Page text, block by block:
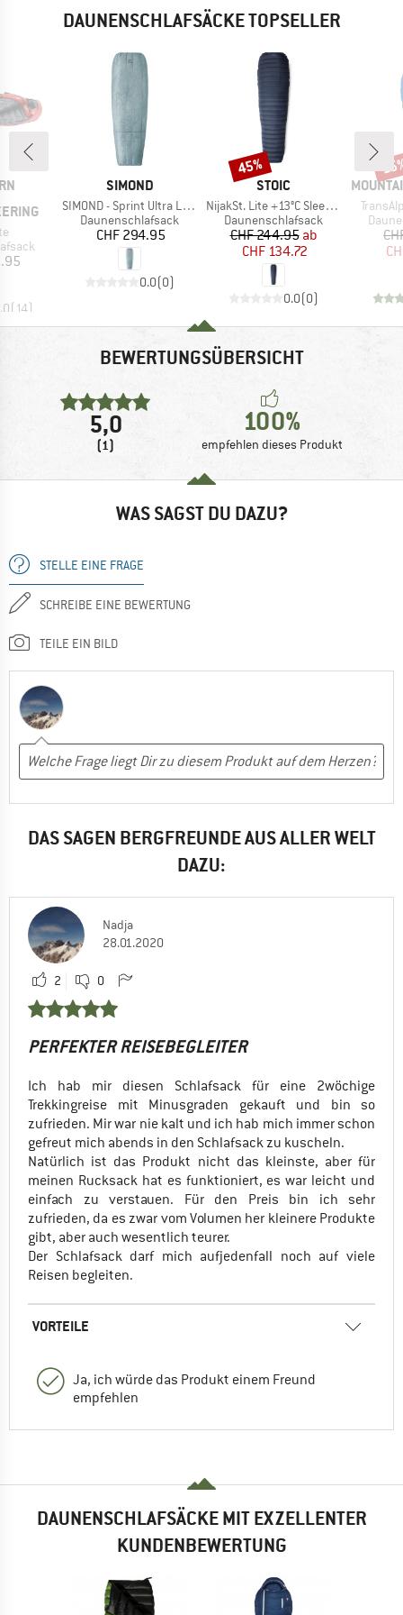
DAUNENSCHLAFSÄCKE TOPSELLER
(14)
MARKE
SIMOND
Artikel
SIMOND - Sprint Ultra Light 0° Quilt
Produktgruppe
Daunenschlafsack
Preis
CHF 294.95
0.0(0)
MARKE
STOIC
Artikel
NijakSt. Lite +13°C Sleeping Bag
Produktgruppe
Daunenschlafsack
Preis
CHF 244.95reduzierter Preis
ab
CHF 134.72
0.0(0)
Rabatt
45%
MARKE
Artikel
BEWERTUNGSÜBERSICHT
5,0
(1)
100%
empfehlen dieses Produkt
WAS SAGST DU DAZU?
STELLE EINE FRAGE
SCHREIBE EINE BEWERTUNG
TEILE EIN BILD
DAS SAGEN BERGFREUNDE AUS ALLER WELT
DAZU:
Nadja
28.01.2020
2 0
PERFEKTER REISEBEGLEITER
Ich hab mir diesen Schlafsack für eine 2wöchige
Trekkingreise mit Minusgraden gekauft und bin so
zufrieden. Mir war nie kalt und ich hab mich immer schon
gefreut mich abends in den Schlafsack zu kuscheln.
Natürlich ist das Produkt nicht das kleinste, aber für
meinen Rucksack hat es funktioniert, es war leicht und
einfach zu verstauen. Für den Preis bin ich sehr
zufrieden, da es zwar vom Volumen her kleinere Produkte
gibt, aber auch wesentlich teurer.
Der Schlafsack darf mich aufjedenfall noch auf viele
Reisen begleiten.
VORTEILE
Ja, ich würde das Produkt einem Freund
empfehlen
DAUNENSCHLAFSÄCKE MIT EXZELLENTER
KUNDENBEWERTUNG